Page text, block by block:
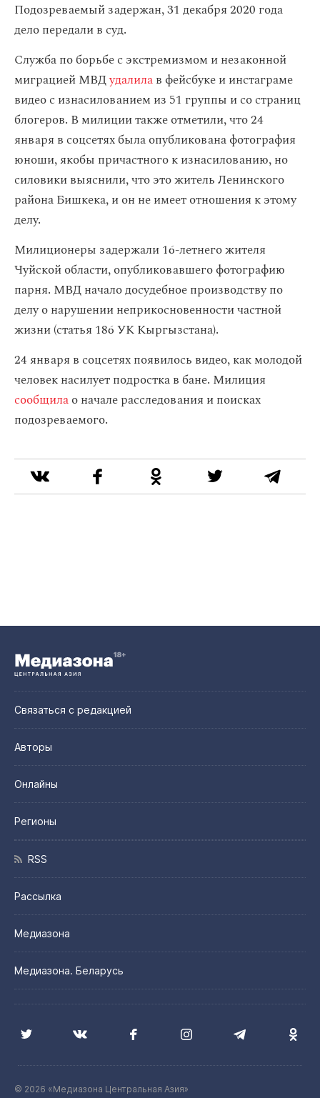
Подозреваемый задержан, 31 декабря 2020 года
дело передали в суд.
Служба по борьбе с экстремизмом и незаконной
миграцией МВДудалилав фейсбуке и инстаграме
видео с изнасилованием из 51 группы и со страниц
блогеров. В милиции также отметили, что 24
января в соцсетях была опубликована фотография
юноши, якобы причастного к изнасилованию, но
силовики выяснили, что это житель Ленинского
района Бишкека, и он не имеет отношения к этому
делу.
Милиционеры задержали 16-летнего жителя
Чуйской области, опубликовавшего фотографию
парня. МВД начало досудебное производству по
делу о нарушении неприкосновенности частной
жизни (статья 186 УК Кыргызстана).
24 января в соцсетях появилось видео, как молодой
человек насилует подростка в бане. Милиция
сообщилао начале расследования и поисках
подозреваемого.
Связаться с редакцией
Авторы
Онлайны
Регионы
RSS
Рассылка
Медиазона
Медиазона. Беларусь
© 2026 «Медиазона Центральная Азия»